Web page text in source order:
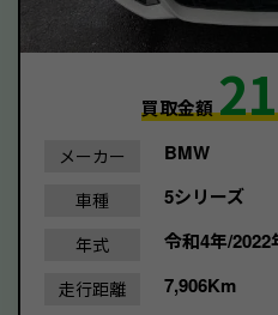
買取金額
メーカー BMW
車種 5シリーズ
年式 令和4年/2022
走行距離 7,906Km